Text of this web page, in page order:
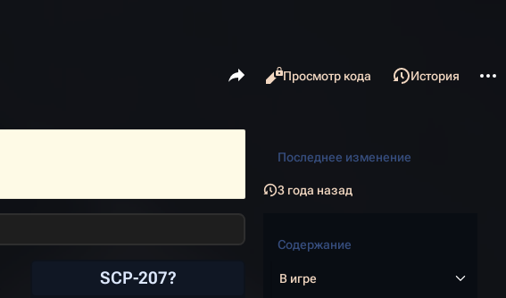
Поделиться этой страницей
Просмотры
Читать
Просмотр кода
История
SCP-207?
Последнее изменение
3 года назад
Содержание
В игре